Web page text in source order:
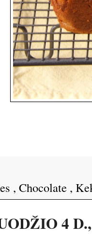
, Chocolate ,
4